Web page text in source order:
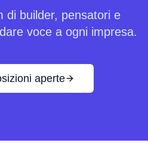
di builder, pensatori e
voce a ogni impresa.
aperte